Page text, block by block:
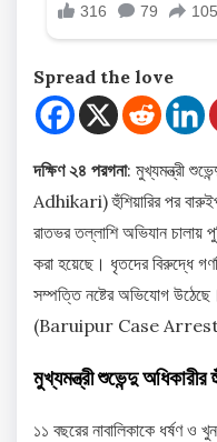
Spread the love
দক্ষিণ ২৪ পরগনা: মুখ্যমন্ত্রী
Adhikari) হুঁশিয়ারির পর
রাতভর তল্লাশি অভিযান
করা হয়েছে। ধৃতদের বিরুদ্ধে
সম্পত্তি নষ্টের অভিযোগ
(Baruipur Case Arrest)
মুখ্যমন্ত্রী শুভেন্দু অধিকারীর
১১ বছরের নাবালিকাকে ধর্ষণ